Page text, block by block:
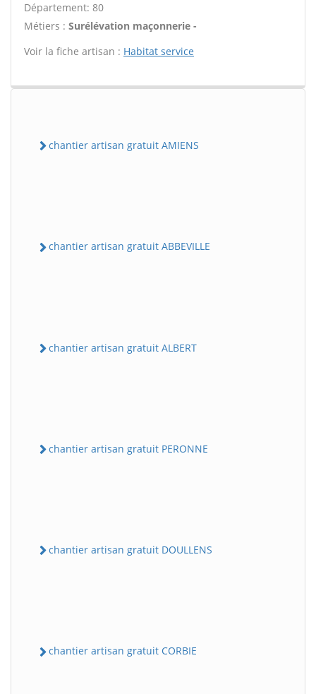
Département: 80
Métiers : Surélévation maçonnerie -
Voir la fiche artisan : Habitat service
chantier artisan gratuit AMIENS
chantier artisan gratuit ABBEVILLE
chantier artisan gratuit ALBERT
chantier artisan gratuit PERONNE
chantier artisan gratuit DOULLENS
chantier artisan gratuit CORBIE